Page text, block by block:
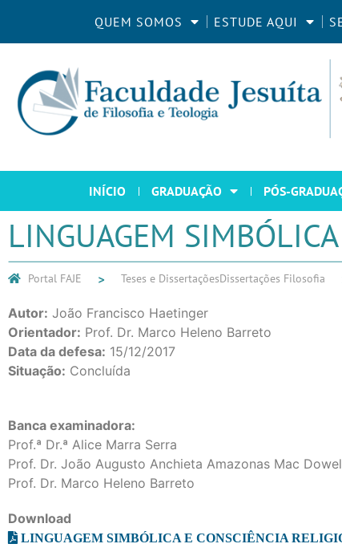
QUEM SOMOS ESTUDE AQUI
INÍCIO GRADUAÇÃO PÓS-
LINGUAGEM
Portal FAJE Teses e DissertaçõesDissertações Filosofia
Autor: João Francisco Haetinger
Orientador: Prof. Dr. Marco Heleno Barreto
Data da defesa: 15/12/2017
Situação: Concluída
Banca examinadora:
Prof.ª Dr.ª Alice Marra Serra
Prof. Dr. João Augusto Anchieta Amazonas Mac
Prof. Dr. Marco Heleno Barreto
Download
LINGUAGEM SIMBÓLICA E CONSCIÊNCIA